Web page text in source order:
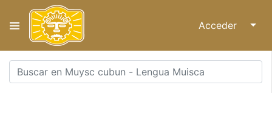
Acceder ↓